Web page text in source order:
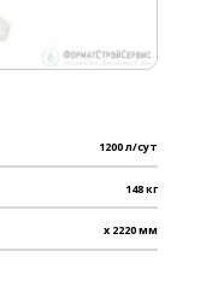
1200 л/сут
148 кг
x 2220 мм